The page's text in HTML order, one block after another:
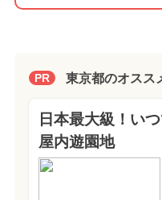
PR 東京都のオスス
日本最大級！い
屋内遊園地